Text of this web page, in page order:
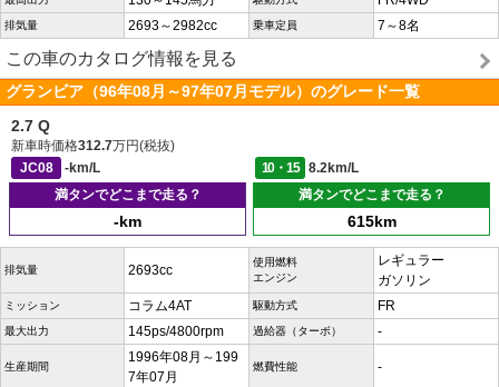
排気量 2693～2982cc 乗車定員 7～8名
この車のカタログ情報を見る
グランビア（96年08月～97年07月モデル）のグレード一覧
2.7 Q
新車時価格312.7万円(税抜)
JC08
-km/L 10・15
8.2km/L
満タンでどこまで走る？
-km
満タンでどこまで走る？
615km
排気量 2693cc
使用燃料
エンジン
レギュラー
ガソリン
ミッション コラム4AT 駆動方式 FR
最大出力 145ps/4800rpm 過給器（ターボ） -
生産期間
1996年08月～199
7年07月
燃費性能 -